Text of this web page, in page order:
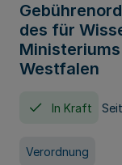
des für
Westfalen
In Kraft
Verordnung